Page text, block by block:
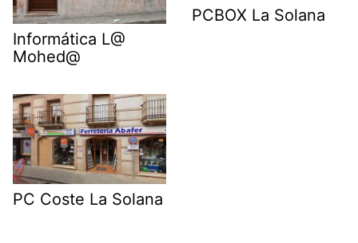
Informática L@
Mohed@
PCBOX La Solana
PC Coste La Solana